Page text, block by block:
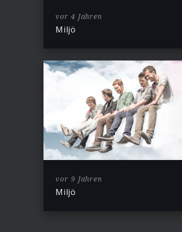
vor 4 Jahren
Miljö
vor 9 Jahren
Miljö